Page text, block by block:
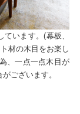
います。(幕板、
材の木目をお楽し
、一点一点木目が
ございます。